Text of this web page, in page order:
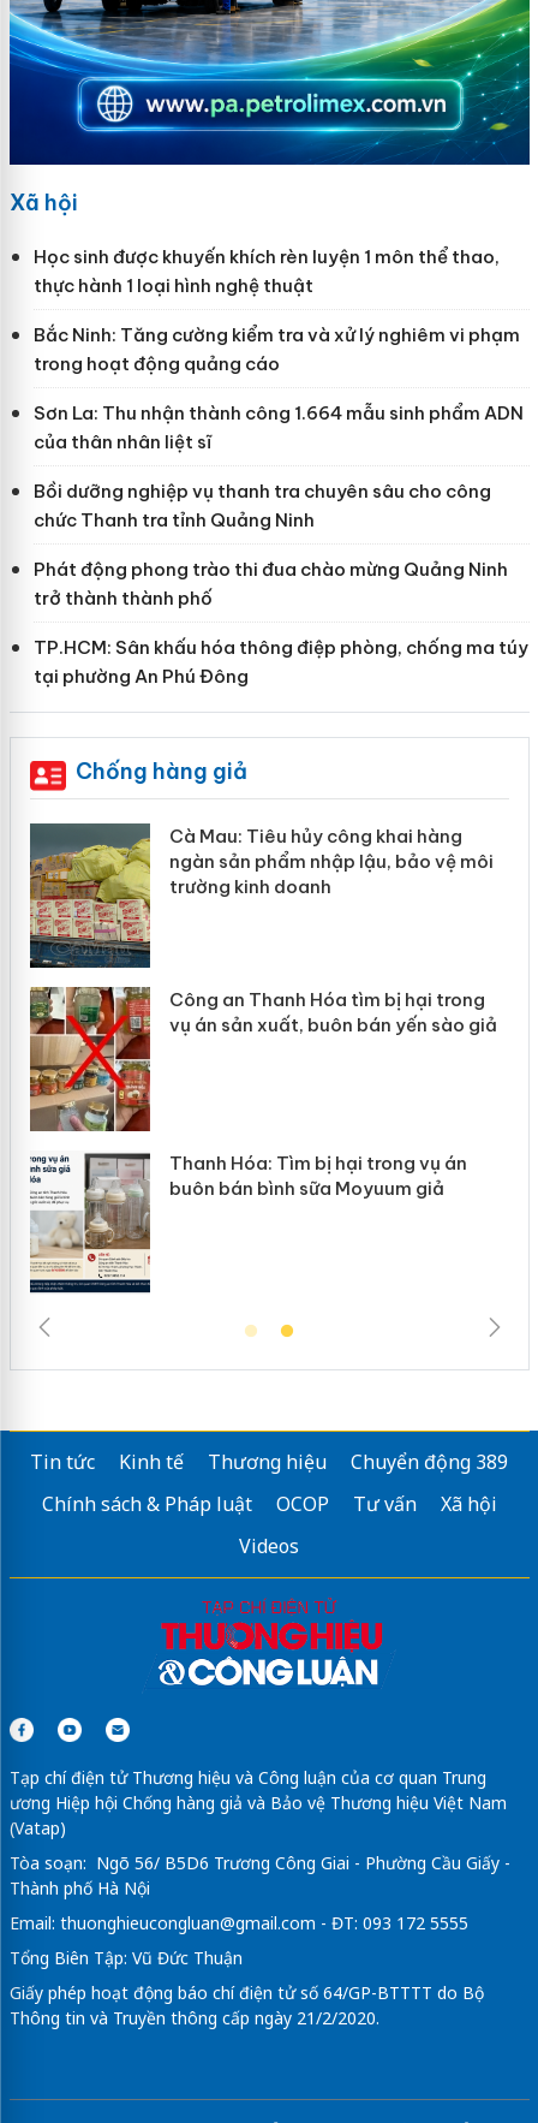
Xã hội
Học sinh được khuyến khích rèn luyện 1 môn thể thao,
thực hành 1 loại hình nghệ thuật
Bắc Ninh: Tăng cường kiểm tra và xử lý nghiêm vi phạm
trong hoạt động quảng cáo
Sơn La: Thu nhận thành công 1.664 mẫu sinh phẩm ADN
của thân nhân liệt sĩ
Bồi dưỡng nghiệp vụ thanh tra chuyên sâu cho công
chức Thanh tra tỉnh Quảng Ninh
Phát động phong trào thi đua chào mừng Quảng Ninh
trở thành thành phố
TP.HCM: Sân khấu hóa thông điệp phòng, chống ma túy
tại phường An Phú Đông
Chống hàng giả
Cà Mau: Tiêu hủy công khai hàng
ngàn sản phẩm nhập lậu, bảo vệ môi
trường kinh doanh
Công an Thanh Hóa tìm bị hại trong
vụ án sản xuất, buôn bán yến sào giả
Thanh Hóa: Tìm bị hại trong vụ án
buôn bán bình sữa Moyuum giả
Tin tức Kinh tế Thương hiệu
Chuyển động 389
Chính sách & Pháp luật
OCOP Tư vấn
Xã hội
Videos
Tạp chí điện tử Thương hiệu và Công luận của cơ quan Trung
ương Hiệp hội Chống hàng giả và Bảo vệ Thương hiệu Việt Nam
(Vatap)
Tòa soạn: Ngõ 56/ B5D6 Trương Công Giai - Phường Cầu Giấy -
Thành phố Hà Nội
Email: thuonghieucongluan@gmail.com - ĐT: 093 172 5555
Tổng Biên Tập: Vũ Đức Thuận
Giấy phép hoạt động báo chí điện tử số 64/GP-BTTTT do Bộ
Thông tin và Truyền thông cấp ngày 21/2/2020.